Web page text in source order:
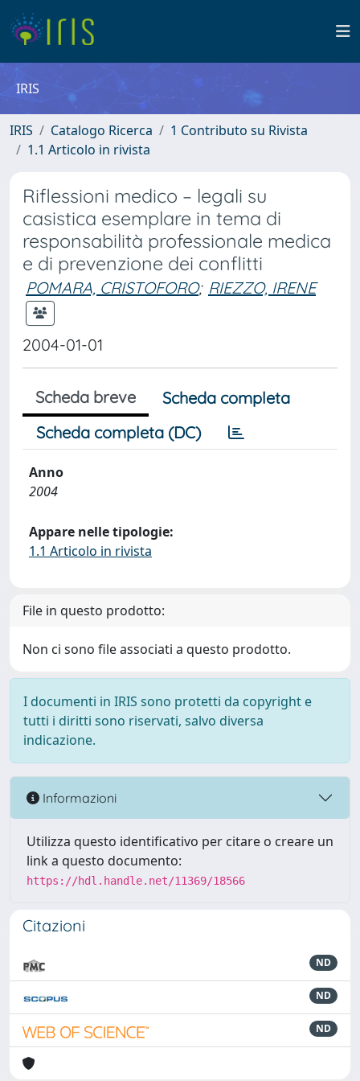
IRIS
IRIS Catalogo Ricerca
1 Contributo su Rivista
1.1 Articolo in rivista
Riflessioni medico – legali su
casistica esemplare in tema di
responsabilità professionale medica
e di prevenzione dei conflitti
POMARA, CRISTOFORO; RIEZZO, IRENE
2004-01-01
Scheda breve
Scheda completa
Scheda completa (DC)
Anno
2004
Appare nelle tipologie:
1.1 Articolo in rivista
File in questo prodotto:
Non ci sono file associati a questo prodotto.
I documenti in IRIS sono protetti da copyright e
tutti i diritti sono riservati, salvo diversa
indicazione.
Informazioni
Utilizza questo identificativo per citare o creare un
link a questo documento:
https://hdl.handle.net/11369/18566
Citazioni
ND
ND
ND